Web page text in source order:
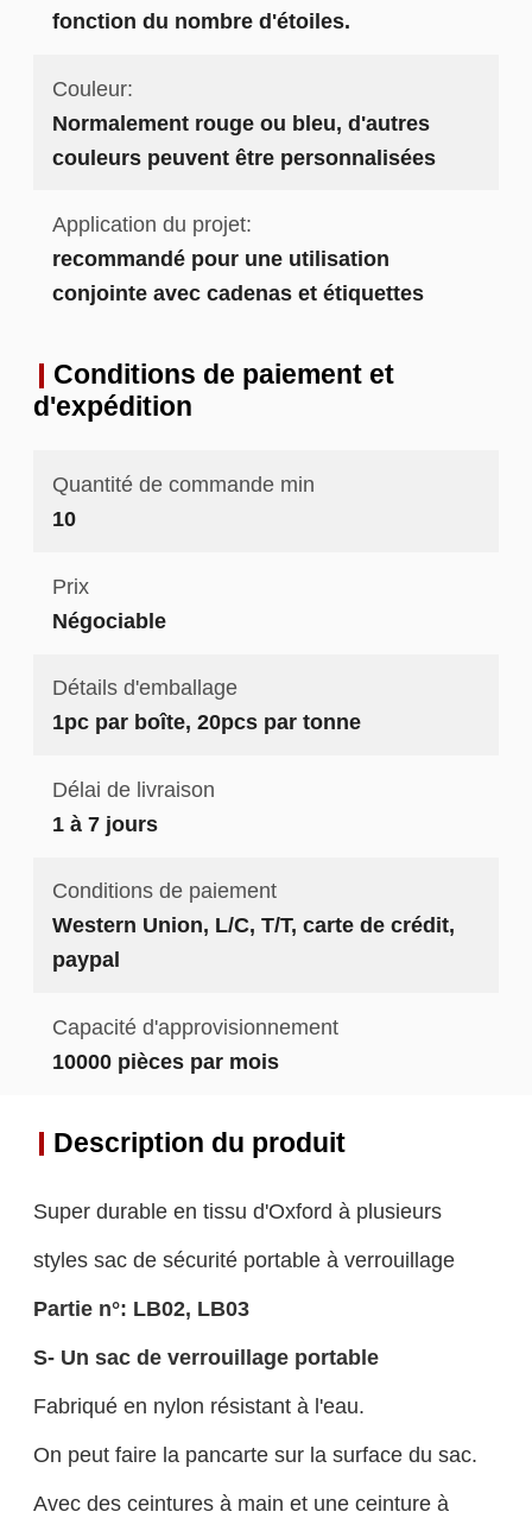
fonction du nombre d'étoiles.
Couleur:
Normalement rouge ou bleu, d'autres
couleurs peuvent être personnalisées
Application du projet:
recommandé pour une utilisation
conjointe avec cadenas et étiquettes
Conditions de paiement et
d'expédition
Quantité de commande min
10
Prix
Négociable
Détails d'emballage
1pc par boîte, 20pcs par tonne
Délai de livraison
1 à 7 jours
Conditions de paiement
Western Union, L/C, T/T, carte de crédit,
paypal
Capacité d'approvisionnement
10000 pièces par mois
Description du produit
Super durable en tissu d'Oxford à plusieurs
styles sac de sécurité portable à verrouillage
Partie n°: LB02, LB03
S- Un sac de verrouillage portable
Fabriqué en nylon résistant à l'eau.
On peut faire la pancarte sur la surface du sac.
Avec des ceintures à main et une ceinture à